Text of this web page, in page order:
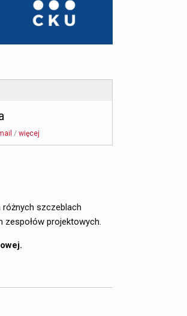
/ więcej
różnych szczeblach
zespołów projektowych.